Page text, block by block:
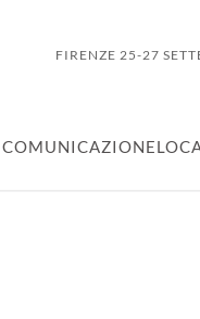
FIRENZE 25-27
COMUNICAZIONE